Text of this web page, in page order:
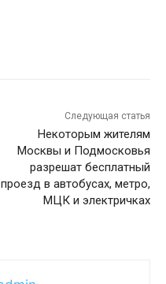
Следующая статья
Некоторым жителям
Москвы и Подмосковья
разрешат бесплатный
проезд в автобусах, метро,
МЦК и электричках